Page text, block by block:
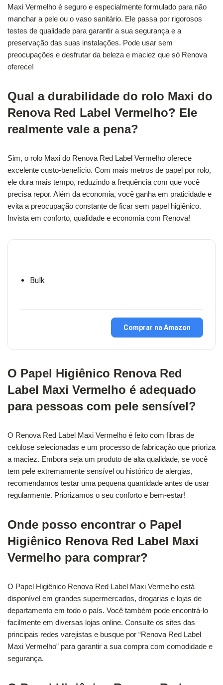
Maxi Vermelho é seguro e especialmente formulado para não
manchar a pele ou o vaso sanitário. Ele passa por rigorosos
testes de qualidade para garantir a sua segurança e a
preservação das suas instalações. Pode usar sem
preocupações e desfrutar da beleza e maciez que só Renova
oferece!
Qual a durabilidade do rolo Maxi do
Renova Red Label Vermelho? Ele
realmente vale a pena?
Sim, o rolo Maxi do Renova Red Label Vermelho oferece
excelente custo-benefício. Com mais metros de papel por rolo,
ele dura mais tempo, reduzindo a frequência com que você
precisa repor. Além da economia, você ganha em praticidade e
evita a preocupação constante de ficar sem papel higiênico.
Invista em conforto, qualidade e economia com Renova!
Bulk
Comprar na Amazon
O Papel Higiênico Renova Red
Label Maxi Vermelho é adequado
para pessoas com pele sensível?
O Renova Red Label Maxi Vermelho é feito com fibras de
celulose selecionadas e um processo de fabricação que prioriza
a maciez. Embora seja um produto de alta qualidade, se você
tem pele extremamente sensível ou histórico de alergias,
recomendamos testar uma pequena quantidade antes de usar
regularmente. Priorizamos o seu conforto e bem-estar!
Onde posso encontrar o Papel
Higiênico Renova Red Label Maxi
Vermelho para comprar?
O Papel Higiênico Renova Red Label Maxi Vermelho está
disponível em grandes supermercados, drogarias e lojas de
departamento em todo o país. Você também pode encontrá-lo
facilmente em diversas lojas online. Consulte os sites das
principais redes varejistas e busque por “Renova Red Label
Maxi Vermelho” para garantir a sua compra com comodidade e
segurança.